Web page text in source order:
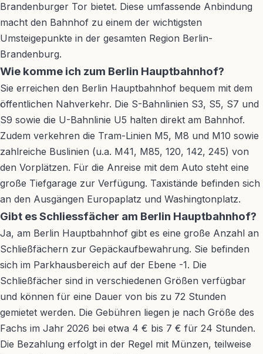
Brandenburger Tor bietet. Diese umfassende Anbindung
macht den Bahnhof zu einem der wichtigsten
Umsteigepunkte in der gesamten Region Berlin-
Brandenburg.
Wie komme ich zum Berlin Hauptbahnhof?
Sie erreichen den Berlin Hauptbahnhof bequem mit dem
öffentlichen Nahverkehr. Die S-Bahnlinien S3, S5, S7 und
S9 sowie die U-Bahnlinie U5 halten direkt am Bahnhof.
Zudem verkehren die Tram-Linien M5, M8 und M10 sowie
zahlreiche Buslinien (u.a. M41, M85, 120, 142, 245) von
den Vorplätzen. Für die Anreise mit dem Auto steht eine
große Tiefgarage zur Verfügung. Taxistände befinden sich
an den Ausgängen Europaplatz und Washingtonplatz.
Gibt es Schliessfächer am Berlin Hauptbahnhof?
Ja, am Berlin Hauptbahnhof gibt es eine große Anzahl an
Schließfächern zur Gepäckaufbewahrung. Sie befinden
sich im Parkhausbereich auf der Ebene -1. Die
Schließfächer sind in verschiedenen Größen verfügbar
und können für eine Dauer von bis zu 72 Stunden
gemietet werden. Die Gebühren liegen je nach Größe des
Fachs im Jahr 2026 bei etwa 4 € bis 7 € für 24 Stunden.
Die Bezahlung erfolgt in der Regel mit Münzen, teilweise